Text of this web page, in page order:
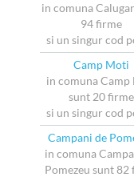
in comuna
94 firme
si un singur cod
Camp Moti
in comuna Camp
sunt 20 firme
si un singur cod
Campani de
in comuna
Pomezeu sunt 82